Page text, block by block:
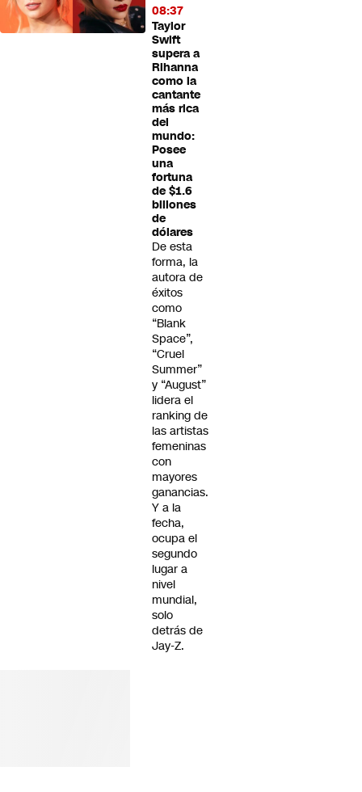
08:37
Taylor
Swift
supera a
Rihanna
como la
cantante
más rica
del
mundo:
Posee
una
fortuna
de $1.6
billones
de
dólares
De esta
forma, la
autora de
éxitos
como
“Blank
Space”,
“Cruel
Summer”
y “August”
lidera el
ranking de
las artistas
femeninas
con
mayores
ganancias.
Y a la
fecha,
ocupa el
segundo
lugar a
nivel
mundial,
solo
detrás de
Jay-Z.